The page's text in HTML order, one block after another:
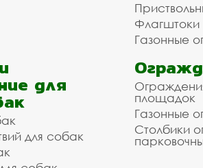
Флагштоки
Газонные
для
для собак
площадок
Газонные
Столбики